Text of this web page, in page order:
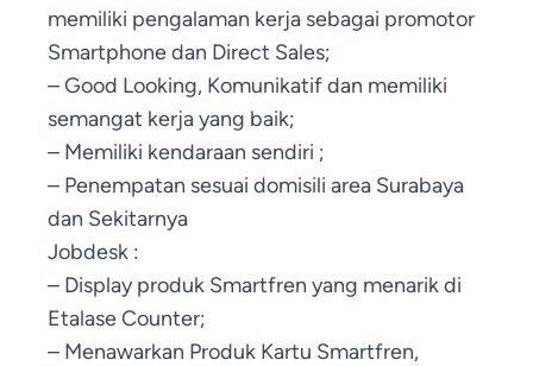
memiliki pengalaman kerja sebagai promotor
Smartphone dan Direct Sales;
– Good Looking, Komunikatif dan memiliki
semangat kerja yang baik;
– Memiliki kendaraan sendiri ;
– Penempatan sesuai domisili area Surabaya
dan Sekitarnya
Jobdesk :
– Display produk Smartfren yang menarik di
Etalase Counter;
– Menawarkan Produk Kartu Smartfren,